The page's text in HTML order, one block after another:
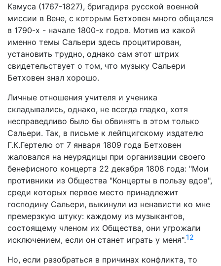
Камуса (1767-1827), бригадира русской военной
миссии в Вене, с которым Бетховен много общался
в 1790-х - начале 1800-х годов. Мотив из какой
именно темы Сальери здесь процитирован,
установить трудно, однако сам этот штрих
свидетельствует о том, что музыку Сальери
Бетховен знал хорошо.
Личные отношения учителя и ученика
складывались, однако, не всегда гладко, хотя
несправедливо было бы обвинять в этом только
Сальери. Так, в письме к лейпцигскому издателю
Г.К.Гертелю от 7 января 1809 года Бетховен
жаловался на неурядицы при организации своего
бенефисного концерта 22 декабря 1808 года: "Мои
противники из Общества "Концерты в пользу вдов",
среди которых первое место принадлежит
господину Сальери, выкинули из ненависти ко мне
премерзкую штуку: каждому из музыкантов,
состоящему членом их Общества, они угрожали
исключением, если он станет играть у меня".12
Но, если разобраться в причинах конфликта, то